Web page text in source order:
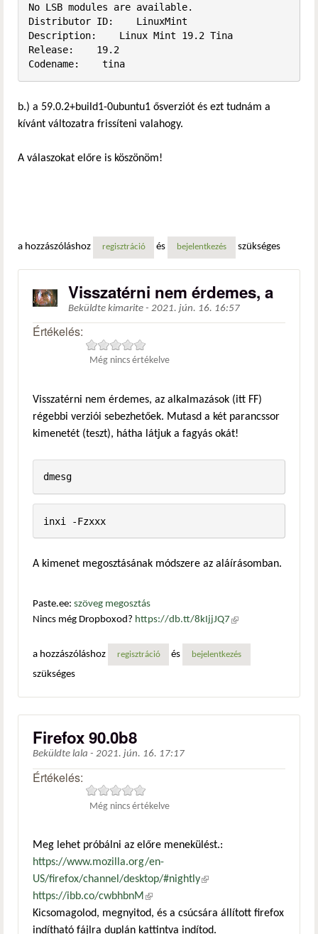
No LSB modules are available.
Distributor ID:    LinuxMint
Description:    Linux Mint 19.2 Tina
Release:    19.2
Codename:    tina
b.) a 59.0.2+build1-0ubuntu1 ősverziót és ezt tudnám a
kívánt változatra frissíteni valahogy.
A válaszokat előre is köszönöm!
a hozzászóláshoz regisztráció és bejelentkezés szükséges
Visszatérni nem érdemes, a
Beküldte kimarite - 2021. jún. 16. 16:57
Értékelés:
Még nincs értékelve
Visszatérni nem érdemes, az alkalmazások (itt FF)
régebbi verziói sebezhetőek. Mutasd a két parancssor
kimenetét (teszt), hátha látjuk a fagyás okát!
dmesg
inxi -Fzxxx
A kimenet megosztásának módszere az aláírásomban.
Paste.ee: szöveg megosztás
Nincs még Dropboxod? https://db.tt/8kIjjJQ7 (külső
a hozzászóláshoz
regisztráció és bejelentkezés
szükséges
Firefox 90.0b8
Beküldte lala - 2021. jún. 16. 17:17
Értékelés:
Még nincs értékelve
Meg lehet próbálni az előre menekülést.:
https://www.mozilla.org/en-
US/firefox/channel/desktop/#nightly(külső hivatkozás)
https://ibb.co/cwbhbnM (külső hivatkozás)
Kicsomagolod, megnyitod, és a csúcsára állított firefox
indítható fájlra duplán kattintva indítod.